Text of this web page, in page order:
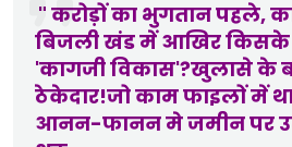
" करोड़ों का भुगतान पहले,
बिजली खंड में आखिर किसके
'कागजी विकास'?खुलासे के
ठेकेदार!जो काम फाइलों में
आनन-फानन मे जमीन पर